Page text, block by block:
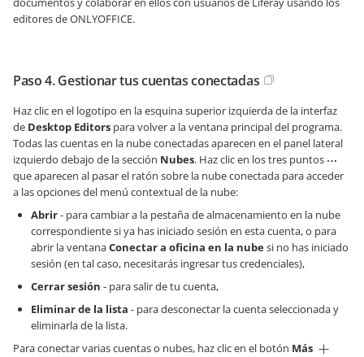
editores de ONLYOFFICE.
Paso 4. Gestionar tus cuentas conectadas
Haz clic en el logotipo en la esquina superior izquierda de la interfaz
de Desktop Editors para volver a la ventana principal del programa.
Todas las cuentas en la nube conectadas aparecen en el panel lateral
izquierdo debajo de la sección Nubes. Haz clic en los tres puntos
que aparecen al pasar el ratón sobre la nube conectada para acceder
a las opciones del menú contextual de la nube:
Abrir- para cambiar a la pestaña de almacenamiento en la nube
correspondiente si ya has iniciado sesión en esta cuenta, o para
abrir la ventanaConectar a oficina en la nubesi no has iniciado
sesión (en tal caso, necesitarás ingresar tus credenciales),
Cerrar sesión - para salir de tu cuenta,
Eliminar de la lista - para desconectar la cuenta seleccionada y
eliminarla de la lista.
Para conectar varias cuentas o nubes, haz clic en el botón Más